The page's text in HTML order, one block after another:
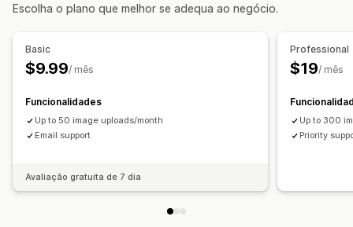
Escolha o plano que melhor se adequa ao negócio.
Basic
$9.99/ mês
Funcionalidades
Up to 50 image uploads/month
Email support
Avaliação gratuita de 7 dia
Professional
$19/ mês
Up to 300
Priority